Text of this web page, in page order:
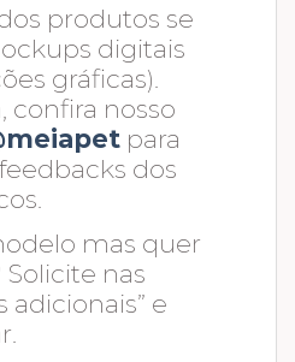
produtos se
digitais
gráficas).
confira nosso
para
dos
mas quer
nas
adicionais” e